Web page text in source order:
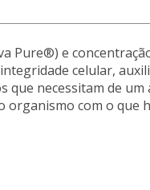
Pure®) e
celular,
que necessitam de
com o que